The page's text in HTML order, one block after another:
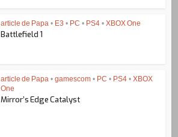
article de Papa • E3 • PC • PS4 • XBOX One
Battlefield 1
article de Papa • gamescom • PC • PS4 • XBOX
One
Mirror’s Edge Catalyst